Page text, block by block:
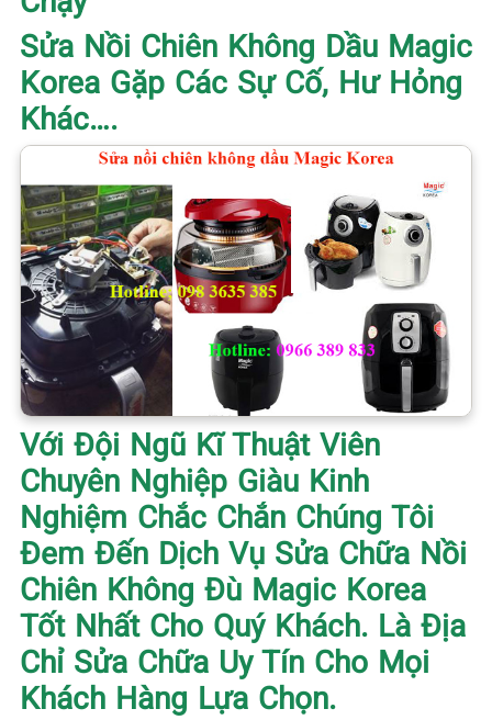
Sửa Nồi Chiên Không Dầu Magic
Korea Gặp Các Sự Cố, Hư Hỏng
Khác….
Với Đội Ngũ Kĩ Thuật Viên
Chuyên Nghiệp Giàu Kinh
Nghiệm Chắc Chắn Chúng Tôi
Đem Đến Dịch Vụ Sửa Chữa Nồi
Chiên Không Đù Magic Korea
Tốt Nhất Cho Quý Khách. Là Địa
Chỉ Sửa Chữa Uy Tín Cho Mọi
Khách Hàng Lựa Chọn.